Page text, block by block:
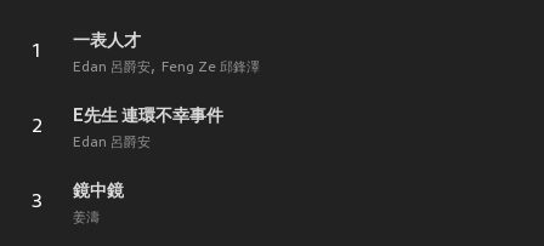
1
一表人才
Edan 呂爵安 Feng Ze 邱鋒澤
2
E先生 連環不幸事件
Edan 呂爵安
3
鏡中鏡
姜濤